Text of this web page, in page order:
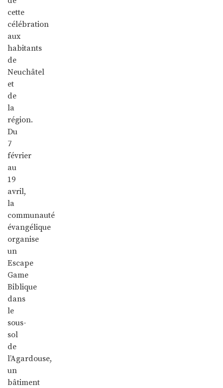
cette
célébration
aux
habitants
de
Neuchâtel
et
de
la
région.
Du
7
février
au
19
avril,
la
communauté
évangélique
organise
un
Escape
Game
Biblique
dans
le
sous-
sol
de
l’Agardouse,
un
bâtiment